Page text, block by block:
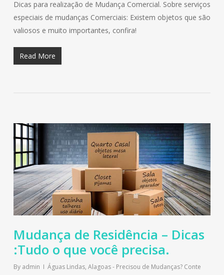
Dicas para realização de Mudança Comercial. Sobre serviços
especiais de mudanças Comerciais: Existem objetos que são
valiosos e muito importantes, confira!
Read More
Mudança de Residência – Dicas
:Tudo o que você precisa.
By admin Águas Lindas, Alagoas - Precisou de Mudanças? Conte